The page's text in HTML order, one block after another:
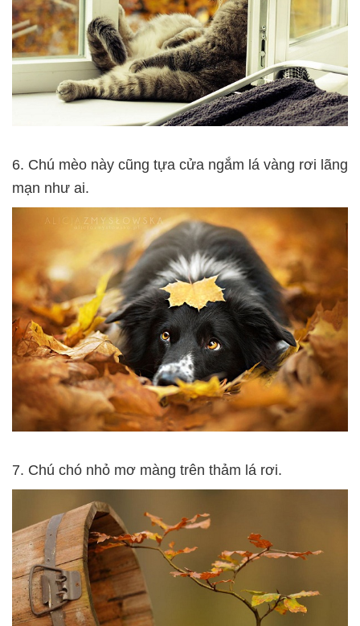
6. Chú mèo này cũng tựa cửa ngắm lá vàng rơi lãng
mạn như ai.
7. Chú chó nhỏ mơ màng trên thảm lá rơi.